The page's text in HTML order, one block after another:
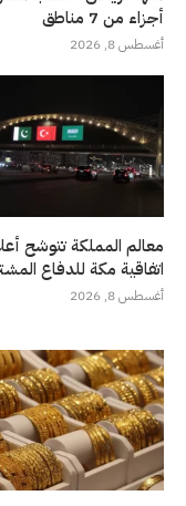
أجزاء من 7 مناطق
أغسطس 8, 2026
معالم المملكة تتوشح
اتفاقية مكة للدفاع
أغسطس 8, 2026